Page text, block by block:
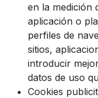
en la medición
aplicación o
perfiles de
sitios,
introducir
datos de uso
Cookies